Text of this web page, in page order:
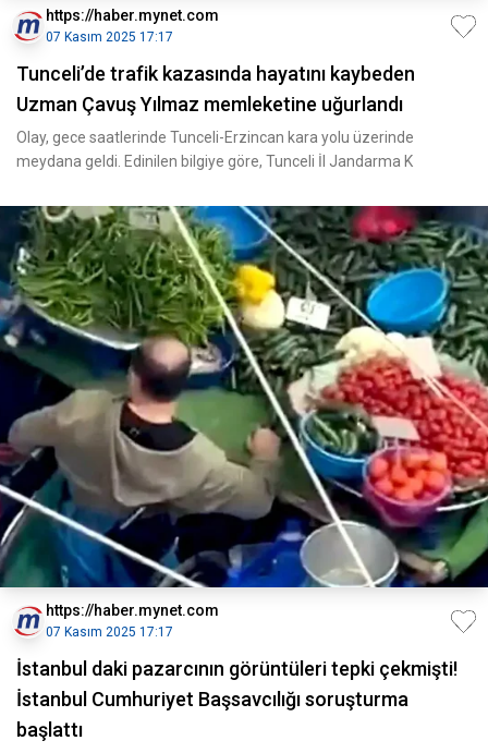
https://haber.mynet.com
07 Kasım 2025 17:17
Tunceli’de trafik kazasında hayatını kaybeden
Uzman Çavuş Yılmaz memleketine uğurlandı
Olay, gece saatlerinde Tunceli-Erzincan kara yolu üzerinde
meydana geldi. Edinilen bilgiye göre, Tunceli İl Jandarma K
https://haber.mynet.com
07 Kasım 2025 17:17
İstanbul daki pazarcının görüntüleri tepki çekmişti!
İstanbul Cumhuriyet Başsavcılığı soruşturma
başlattı